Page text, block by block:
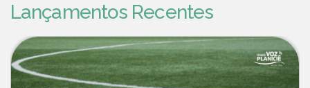
Lançamentos Recentes